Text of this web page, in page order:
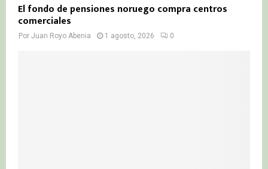
El fondo de pensiones noruego compra centros
comerciales
Por Juan Royo Abenia 1 agosto, 2026 0